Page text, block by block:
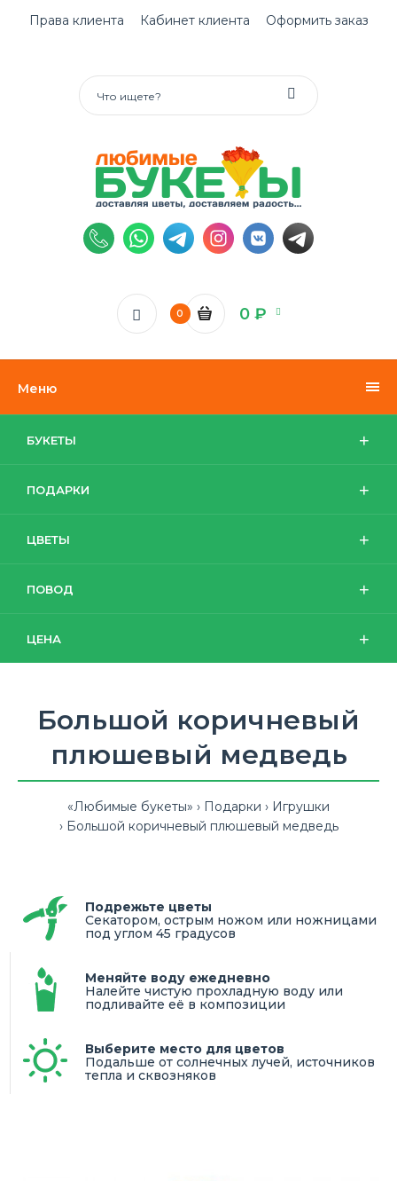
Права клиента Кабинет клиента Оформить заказ
0 0 ₽
Меню
БУКЕТЫ
ПОДАРКИ
ЦВЕТЫ
ПОВОД
ЦЕНА
Большой коричневый
плюшевый медведь
«Любимые букеты» Подарки
Игрушки
Большой коричневый плюшевый медведь
Подрежьте цветы
Секатором, острым ножом или ножницами
под углом 45 градусов
Меняйте воду ежедневно
Налейте чистую прохладную воду или
подливайте её в композиции
Выберите место для цветов
Подальше от солнечных лучей, источников
тепла и сквозняков